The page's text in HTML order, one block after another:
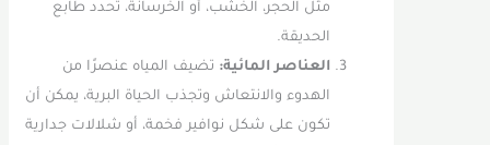
مثل الحجر، الخشب، أو الخرسانة، تحدد طابع
الحديقة.
العناصر المائية:تضيف المياه عنصرًا من
الهدوء والانتعاش وتجذب الحياة البرية، يمكن أن
تكون على شكل نوافير فخمة، أو شلالات جدارية